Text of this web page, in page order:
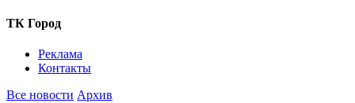
ТК Город
Реклама
Контакты
Все новости Архив